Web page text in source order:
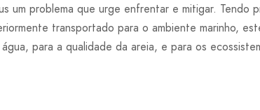
um problema que urge enfrentar e mitigar. Tendo
transportado para o ambiente marinho,
para a qualidade da areia, e para os